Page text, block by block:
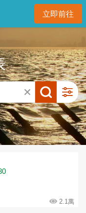
立即前往開
2.1萬